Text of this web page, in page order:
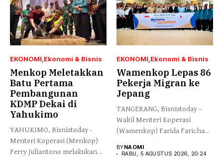
EKONOMI Ekonomi & Bisnis
Menkop Meletakkan
Batu Pertama
Pembangunan
KDMP Dekai di
Yahukimo
YAHUKIMO, Bisnistoday -
Menteri Koperasi (Menkop)
Ferry Juliantono melakukan
EKONOMI Ekonomi & Bisnis
Wamenkop Lepas 86
Pekerja Migran ke
Jepang
TANGERANG, Bisnistoday –
Wakil Menteri Koperasi
(Wamenkop) Farida Farichah
BYNAOMI
RABU, 5 AGUSTUS 2026, 20:24